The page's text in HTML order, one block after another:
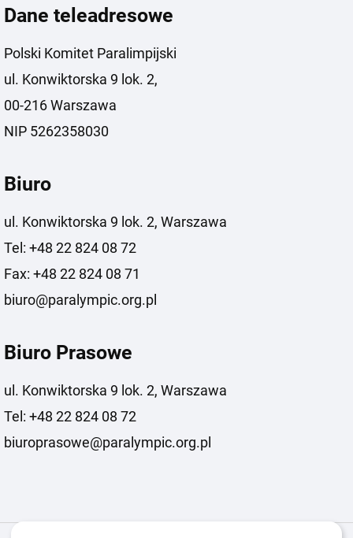
Dane teleadresowe
Polski Komitet Paralimpijski
ul. Konwiktorska 9 lok. 2,
00-216 Warszawa
NIP 5262358030
Biuro
ul. Konwiktorska 9 lok. 2, Warszawa
Tel: +48 22 824 08 72
Fax: +48 22 824 08 71
biuro@paralympic.org.pl
Biuro Prasowe
ul. Konwiktorska 9 lok. 2, Warszawa
Tel: +48 22 824 08 72
biuroprasowe@paralympic.org.pl